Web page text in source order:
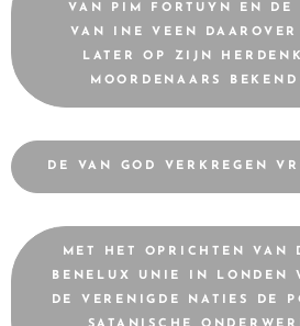
VAN PIM FORTUYN EN DE
VAN INE VEEN
LATER OP ZIJN
MOORDENAARS BEKEND
DE VAN GOD VERKREGEN
MET HET OPRICHTEN VAN
BENELUX UNIE IN LONDEN
DE VERENIGDE NATIES DE